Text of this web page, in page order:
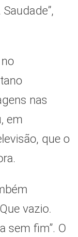
nas
em
que o
vazio.
sem fim”. O